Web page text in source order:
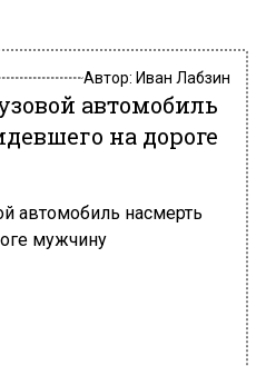
Автор: Иван Лабзин
автомобиль
на дороге